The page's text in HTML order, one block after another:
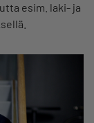
esim. laki- ja